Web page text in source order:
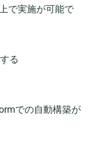
で実施が可能で
る
での自動構築が